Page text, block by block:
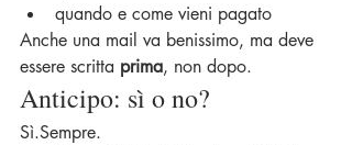
quando e come vieni pagato
Anche una mail va benissimo, ma deve
essere scritta prima, non dopo.
Anticipo: sì o no?
Sì.Sempre.